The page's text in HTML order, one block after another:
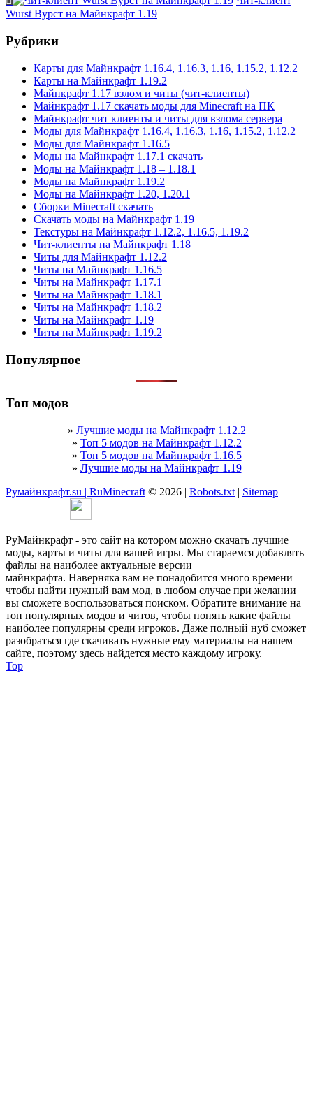
Wurst Вурст на Майнкрафт 1.19
Рубрики
Карты для Майнкрафт 1.16.4, 1.16.3, 1.16, 1.15.2, 1.12.2
Карты на Майнкрафт 1.19.2
Майнкрафт 1.17 взлом и читы (чит-клиенты)
Майнкрафт 1.17 скачать моды для Minecraft на ПК
Майнкрафт чит клиенты и читы для взлома сервера
Моды для Майнкрафт 1.16.4, 1.16.3, 1.16, 1.15.2, 1.12.2
Моды для Майнкрафт 1.16.5
Моды на Майнкрафт 1.17.1 скачать
Моды на Майнкрафт 1.18 – 1.18.1
Моды на Майнкрафт 1.19.2
Моды на Майнкрафт 1.20, 1.20.1
Сборки Minecraft скачать
Скачать моды на Майнкрафт 1.19
Текстуры на Майнкрафт 1.12.2, 1.16.5, 1.19.2
Чит-клиенты на Майнкрафт 1.18
Читы для Майнкрафт 1.12.2
Читы на Майнкрафт 1.16.5
Читы на Майнкрафт 1.17.1
Читы на Майнкрафт 1.18.1
Читы на Майнкрафт 1.18.2
Читы на Майнкрафт 1.19
Читы на Майнкрафт 1.19.2
Популярное
Топ модов
» Лучшие моды на Майнкрафт 1.12.2
» Топ 5 модов на Майнкрафт 1.12.2
» Топ 5 модов на Майнкрафт 1.16.5
» Лучшие моды на Майнкрафт 1.19
Румайнкрафт.su | RuMinecraft © 2026 | Robots.txt | Sitemap |
РуМайнкрафт - это сайт на котором можно скачать лучшие
моды, карты и читы для вашей игры. Мы стараемся добавлять
файлы на наиболее актуальные версии
майнкрафта. Наверняка вам не понадобится много времени
чтобы найти нужный вам мод, в любом случае при желании
вы сможете воспользоваться поиском. Обратите внимание на
топ популярных модов и читов, чтобы понять какие файлы
наиболее популярны среди игроков. Даже полный нуб сможет
разобраться где скачивать нужные ему материалы на нашем
сайте, поэтому здесь найдется место каждому игроку.
Top